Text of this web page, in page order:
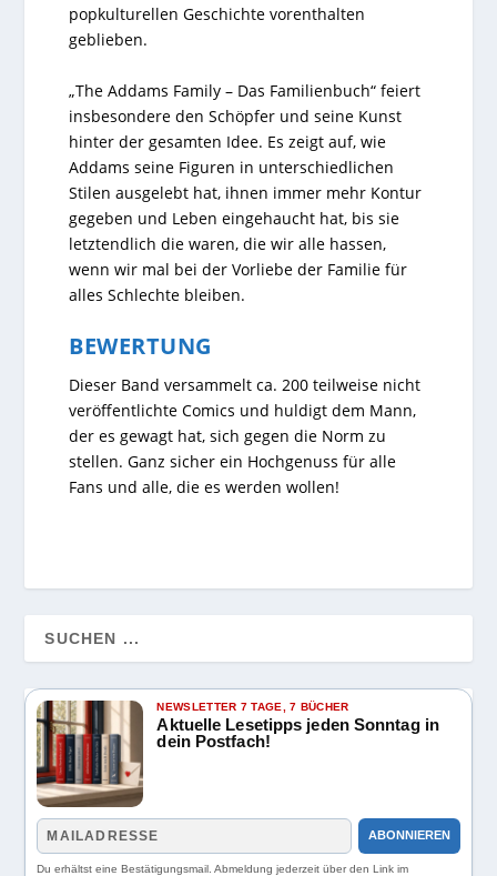
popkulturellen Geschichte vorenthalten
geblieben.
„The Addams Family – Das Familienbuch“ feiert
insbesondere den Schöpfer und seine Kunst
hinter der gesamten Idee. Es zeigt auf, wie
Addams seine Figuren in unterschiedlichen
Stilen ausgelebt hat, ihnen immer mehr Kontur
gegeben und Leben eingehaucht hat, bis sie
letztendlich die waren, die wir alle hassen,
wenn wir mal bei der Vorliebe der Familie für
alles Schlechte bleiben.
BEWERTUNG
Dieser Band versammelt ca. 200 teilweise nicht
veröffentlichte Comics und huldigt dem Mann,
der es gewagt hat, sich gegen die Norm zu
stellen. Ganz sicher ein Hochgenuss für alle
Fans und alle, die es werden wollen!
NEWSLETTER 7 TAGE, 7 BÜCHER
Aktuelle Lesetipps jeden Sonntag in
dein Postfach!
ABONNIEREN
Du erhältst eine Bestätigungsmail. Abmeldung jederzeit über den Link im